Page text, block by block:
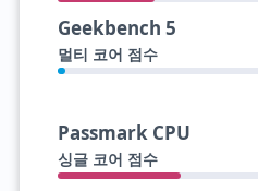
Geekbench 5
멀티 코어 점수
Passmark CPU
싱글 코어 점수